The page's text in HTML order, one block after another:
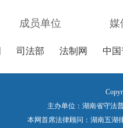
成员单位 媒
司法部 法制网 中
主办单位：湖南省守法
本网首席法律顾问：湖南五湖